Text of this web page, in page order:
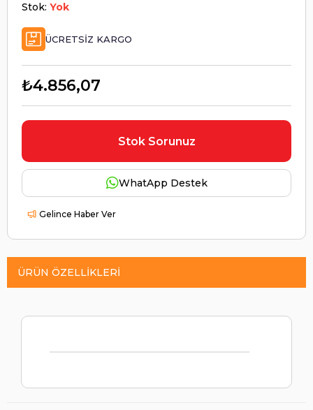
Stok: Yok
ÜCRETSIZ KARGO
₺4.856,07
Stok Sorunuz
WhatApp Destek
Gelince Haber Ver
ÜRÜN ÖZELLIKLERI